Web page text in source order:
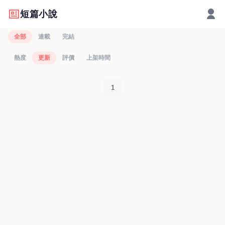
短篇小說
全部 連載 完結
熱度 更新 評價 上架時間
1